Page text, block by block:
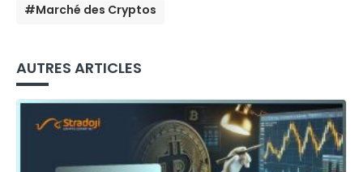
#Marché des Cryptos
AUTRES ARTICLES